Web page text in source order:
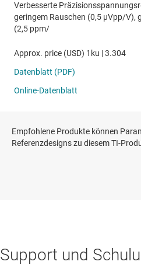
Empfohlene Produkte können
Referenzdesigns zu diesem TI-
Support und